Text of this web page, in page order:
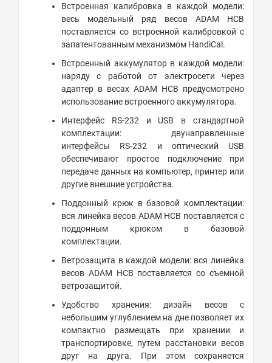
Встроенная калибровка в каждой модели:
весь модельный ряд весов ADAM HCB
поставляется со встроенной калибровкой с
запатентованным механизмом HandiCal.
Встроенный аккумулятор в каждой модели:
наряду с работой от электросети через
адаптер в весах ADAM HCB предусмотрено
использование встроенного аккумулятора.
Интерфейс RS-232 и USB в стандартной
комплектации: двунаправленные
интерфейсы RS-232 и оптический USB
обеспечивают простое подключение при
передаче данных на компьютер, принтер или
другие внешние устройства.
Поддонный крюк в базовой комплектации:
вся линейка весов ADAM HCB поставляется с
поддонным крюком в базовой
комплектации.
Ветрозащита в каждой модели: вся линейка
весов ADAM HCB поставляется со съемной
ветрозащитой.
Удобство хранения: дизайн весов с
небольшим углублением на дне позволяет их
компактно размещать при хранении и
транспортировке, путем расстановки весов
друг на друга. При этом сохраняется